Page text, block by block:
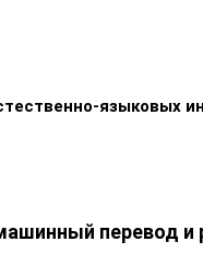
языковых
перевод и